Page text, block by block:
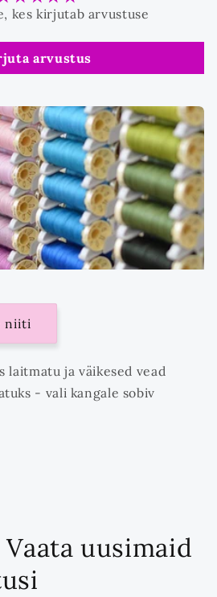
kes kirjutab arvustuse
arvustus
niiti
laitmatu ja väikesed vead
- vali kangale sobiv
uusimaid